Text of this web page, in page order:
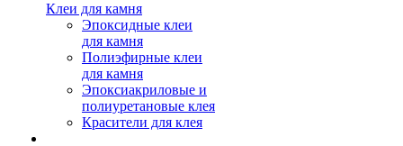
Клеи для камня
Эпоксидные клеи
для камня
Полиэфирные клеи
для камня
Эпоксиакриловые и
полиуретановые клея
Красители для клея